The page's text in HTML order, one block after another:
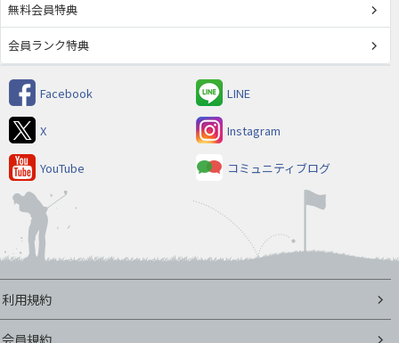
無料会員特典
会員ランク特典
Facebook LINE
X Instagram
YouTube コミュニティブログ
利用規約
会員規約